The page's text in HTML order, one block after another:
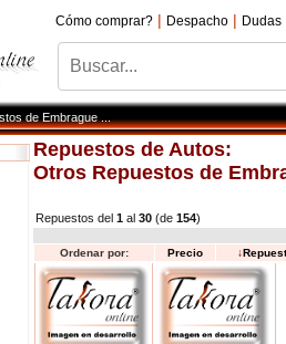
Cómo comprar? | Despacho | Dudas
de Embrague ...
Repuestos de Autos:
Otros Repuestos de
Repuestos del 1 al 30 (de 154)
Ordenar por: Precio ↓